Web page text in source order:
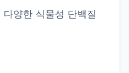
양한 식물성 단백질